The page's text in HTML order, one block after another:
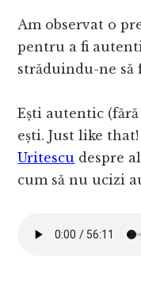
Am observat o
pentru a fi
străduindu-ne să
Ești autentic (fără
ești. Just like
Uritescu despre
cum să nu ucizi